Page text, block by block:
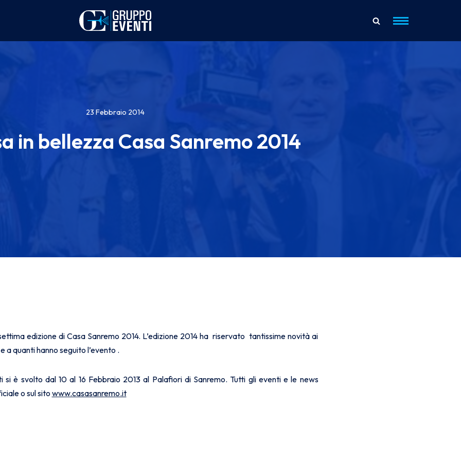
23 Febbraio 2014
in bellezza Casa Sanremo 2014
edizione di Casa Sanremo 2014. L’edizione 2014 ha riservato tantissime novità ai
a quanti hanno seguito l’evento .
si è svolto dal 10 al 16 Febbraio 2013 al Palafiori di Sanremo. Tutti gli eventi e le news
o sul sitowww.casasanremo.it